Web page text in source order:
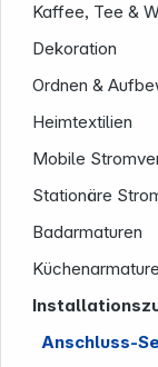
Kaffee, Tee &
Dekoration
Ordnen &
Heimtextilien
Mobile
Stationäre
Badarmaturen
Anschluss-